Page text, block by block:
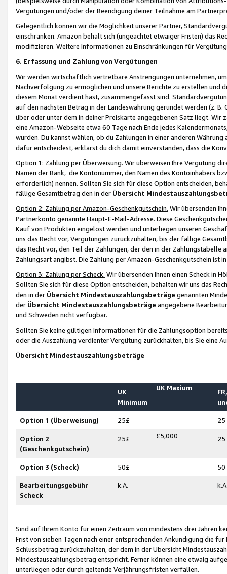
Vergütungen und/oder der Beendigung deiner Teilnahme am
Gelegentlich können wir die Möglichkeit unserer Partner,
einschränken. Amazon behält sich (ungeachtet etwaiger Fristen) das
modifizieren. Weitere Informationen zu Einschränkungen für
6. Erfassung und Zahlung von Vergütungen
Wir werden wirtschaftlich vertretbare Anstrengungen unternehmen,
Nachverfolgung zu ermöglichen und unsere Berichte zu erstellen und
diesem Monat verdient hast, zusammengefasst sind.
auf den nächsten Betrag in der Landeswährung gerundet werden (z.
über oder unter dem in deiner Preiskarte angegebenen Satz liegt.
eine Amazon-Webseite etwa 60 Tage nach Ende jedes
wurden. Du kannst wählen, ob du Zahlungen in einer anderen
dafür entscheidest, erklärst du dich damit einverstanden, dass die
Option 1: Zahlung per Überweisung. Wir überweisen Ihre Vergütung
Namen der Bank, die Kontonummer, den Namen des Kontoinhabers
erforderlich) nennen. Sollten Sie sich für diese Option entscheiden,
fällige Gesamtbetrag den in der Übersicht
Option 2: Zahlung per Amazon-Geschenkgutschein. Wir übersenden
Partnerkonto genannte Haupt-E-Mail-Adresse. Diese
Kauf von Produkten eingelöst werden und unterliegen unseren
uns das Recht vor, Vergütungen zurückzuhalten, bis der fällige
das Recht vor, den Teil der Zahlungen, der den in der
Zahlungsart angibst. Die Zahlung per Amazon-Geschenkgutschein ist
Option 3: Zahlung per Scheck. Wir übersenden Ihnen einen Scheck in
Sollten Sie sich für diese Option entscheiden, behalten wir uns das
den in der Übersicht Mindestauszahlungsbeträge genannten
der Übersicht Mindestauszahlungsbeträge angegebene
und Schweden nicht verfügbar.
Sollten Sie keine gültigen Informationen für die Zahlungsoption
oder die Auszahlung verdienter Vergütung zurückhalten, bis Sie
Übersicht Mindestauszahlungsbeträge
UK
Minimum
UK Maxium
Option 1 (Überweisung) 25£ 25
Option 2
(Geschenkgutschein)
25£ £5,000 25
Option 3 (Scheck) 50£ 50
Bearbeitungsgebühr
Scheck
k.A.
Sind auf Ihrem Konto für einen Zeitraum von mindestens drei Jahren
Frist von sieben Tagen nach einer entsprechenden Ankündigung die
Schlussbetrag zurückzuhalten, der dem in der Übersicht
Mindestauszahlungsbetrag entspricht. Ferner können eine etwaig
unterliegen oder durch geltende Verjährungsfristen verfallen.